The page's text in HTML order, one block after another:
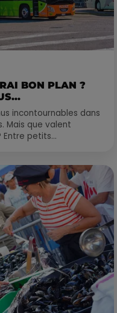
BON PLAN ?
incontournables dans
Mais que valent
petits...